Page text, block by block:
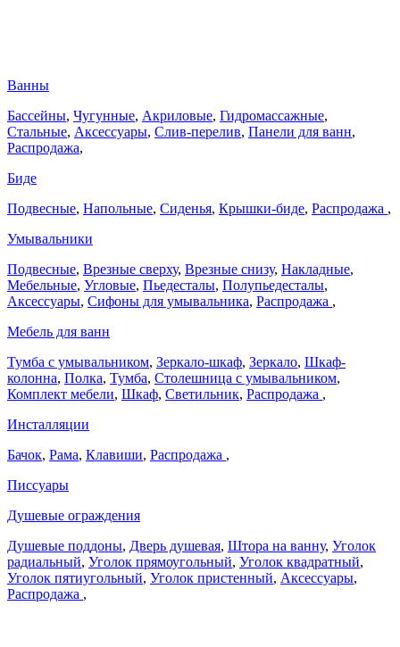
Ванны
Бассейны, Чугунные, Акриловые, Гидромассажные,
Стальные, Аксессуары, Слив-перелив, Панели для ванн,
Распродажа,
Биде
Подвесные, Напольные, Сиденья, Крышки-биде, Распродажа ,
Умывальники
Подвесные, Врезные сверху, Врезные снизу, Накладные,
Мебельные, Угловые, Пьедесталы, Полупьедесталы,
Аксессуары, Сифоны для умывальника, Распродажа ,
Мебель для ванн
Тумба с умывальником, Зеркало-шкаф, Зеркало, Шкаф-
колонна, Полка, Тумба, Столешница с умывальником,
Комплект мебели, Шкаф, Светильник, Распродажа ,
Инсталляции
Бачок, Рама, Клавиши, Распродажа ,
Писсуары
Душевые ограждения
Душевые поддоны, Дверь душевая, Штора на ванну, Уголок
радиальный, Уголок прямоугольный, Уголок квадратный,
Уголок пятиугольный, Уголок пристенный, Аксессуары,
Распродажа ,